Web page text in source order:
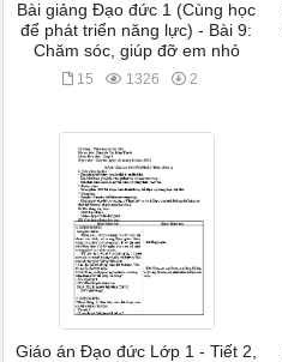
Bài giảng Đạo đức 1 (Cùng học
để phát triển năng lực) - Bài 9:
Chăm sóc, giúp đỡ em nhỏ
15 1326 2
Giáo án Đạo đức Lớp 1 - Tiết 2,